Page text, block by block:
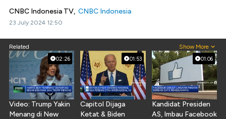
CNBC Indonesia TV, CNBC Indonesia
23 July 2024 12:50
Related Show More
02:26
Video: Trump Yakin
Menang di New
01:53
Capitol Dijaga
Ketat & Biden
01:06
Kandidat Presiden
AS, Imbau Facebook